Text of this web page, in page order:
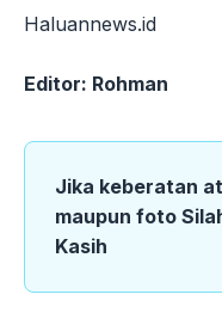
Haluannews.id
Editor: Rohman
Jika keberatan
maupun foto
Kasih